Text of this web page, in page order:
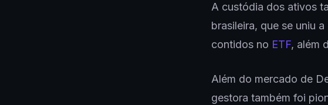
A custódia dos ativos
brasileira, que se uniu
contidos no ETF, além
Além do mercado de
gestora também foi